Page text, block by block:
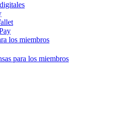
los miembros
para los miembros